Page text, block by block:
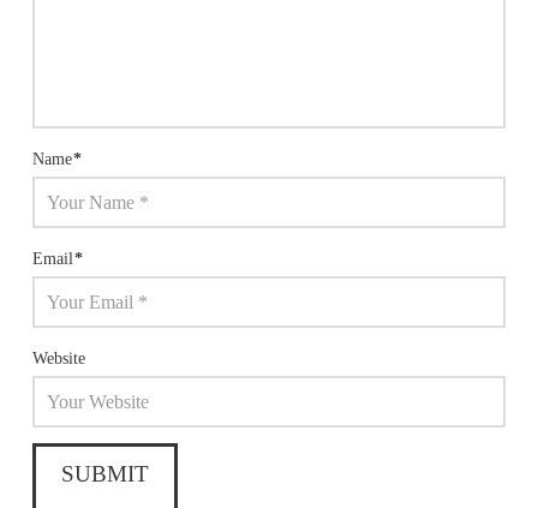
Name*
Email*
Website